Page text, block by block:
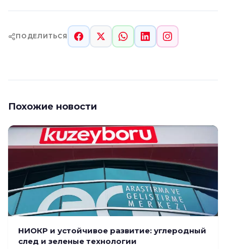
ПОДЕЛИТЬСЯ
Похожие новости
НИОКР и устойчивое развитие: углеродный
след и зеленые технологии